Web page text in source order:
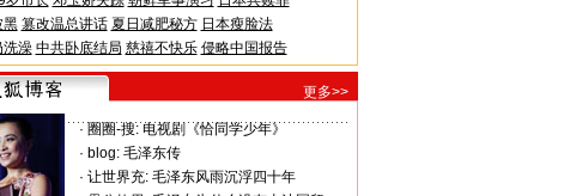
黑 篡改温总讲话 夏日减肥秘方 日本瘦脸法
洗澡 中共卧底结局 慈禧不快乐 侵略中国报告
更多>>
· 圈圈-搜: 电视剧《恰同学少年》
· blog: 毛泽东传
· 让世界充: 毛泽东风雨沉浮四十年